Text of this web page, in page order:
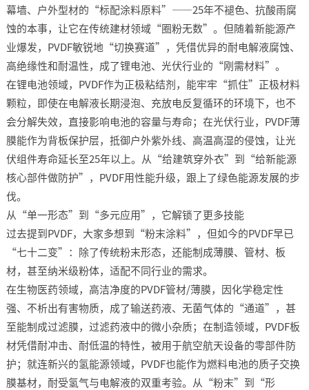
幕墙、户外型材的“标配涂料原料”——25年不褪色、抗酸雨腐
蚀的本事，让它在传统建材领域“圈粉无数”。但随着新能源产
业爆发，PVDF敏锐地“切换赛道”，凭借优异的耐电解液腐蚀、
高绝缘性和耐温性，成了锂电池、光伏行业的“刚需材料”。​
在锂电池领域，PVDF作为正极粘结剂，能牢牢“抓住”正极材料
颗粒，即使在电解液长期浸泡、充放电反复循环的环境下，也不
会分解失效，直接影响电池的容量与寿命；在光伏行业，PVDF薄
膜能作为背板保护层，抵御户外紫外线、高温高湿的侵蚀，让光
伏组件寿命延长至25年以上。从“给建筑穿外衣”到“给新能源
核心部件做防护”，PVDF用性能升级，跟上了绿色能源发展的步
伐。​
从“单一形态”到“多元应用”，它解锁了更多技能​
过去提到PVDF，大家多想到“粉末涂料”，但如今的PVDF早已
“七十二变”：除了传统粉末形态，还能制成薄膜、管材、板
材，甚至纳米级粉体，适配不同行业的需求。​
在生物医药领域，高洁净度的PVDF管材/薄膜，因化学稳定性
强、不析出有害物质，成了输送药液、无菌气体的“通道”，甚
至能制成过滤膜，过滤药液中的微小杂质；在制造领域，PVDF板
材凭借耐冲击、耐低温的特性，被用于航空航天设备的零部件防
护；就连新兴的氢能源领域，PVDF也能作为燃料电池的质子交换
膜基材，耐受氢气与电解液的双重考验。从“粉末”到“形